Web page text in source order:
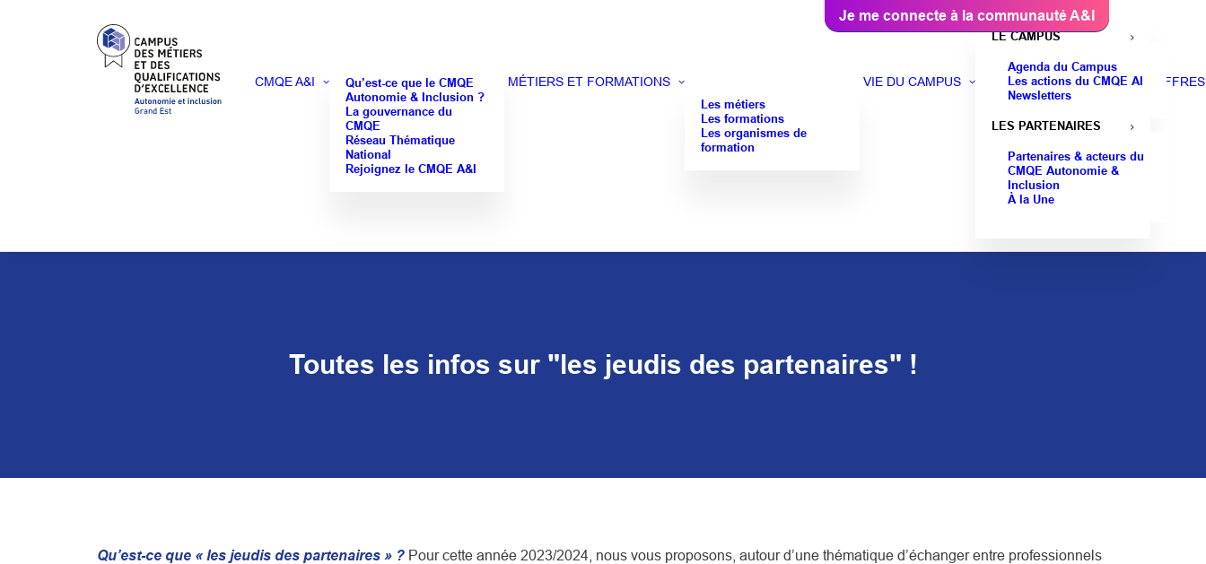
Je me connecte à la communauté A&I
CMQE A&I
Qu’est-ce que le CMQE
Autonomie & Inclusion ?
La gouvernance du
CMQE
Réseau Thématique
National
Rejoignez le CMQE A&I
MÉTIERS ET FORMATIONS
Les métiers
Les formations
Les organismes de
formation
VIE DU CAMPUS
LE CAMPUS
Agenda du Campus
Les actions du CMQE AI
Newsletters
LES PARTENAIRES
Partenaires & acteurs du
CMQE Autonomie &
Inclusion
À la Une
Toutes les infos sur "les jeudis des partenaires" !
Qu’est-ce que « les jeudis des partenaires » ? Pour cette année 2023/2024, nous vous proposons, autour d’une thématique d’échanger entre professionnels